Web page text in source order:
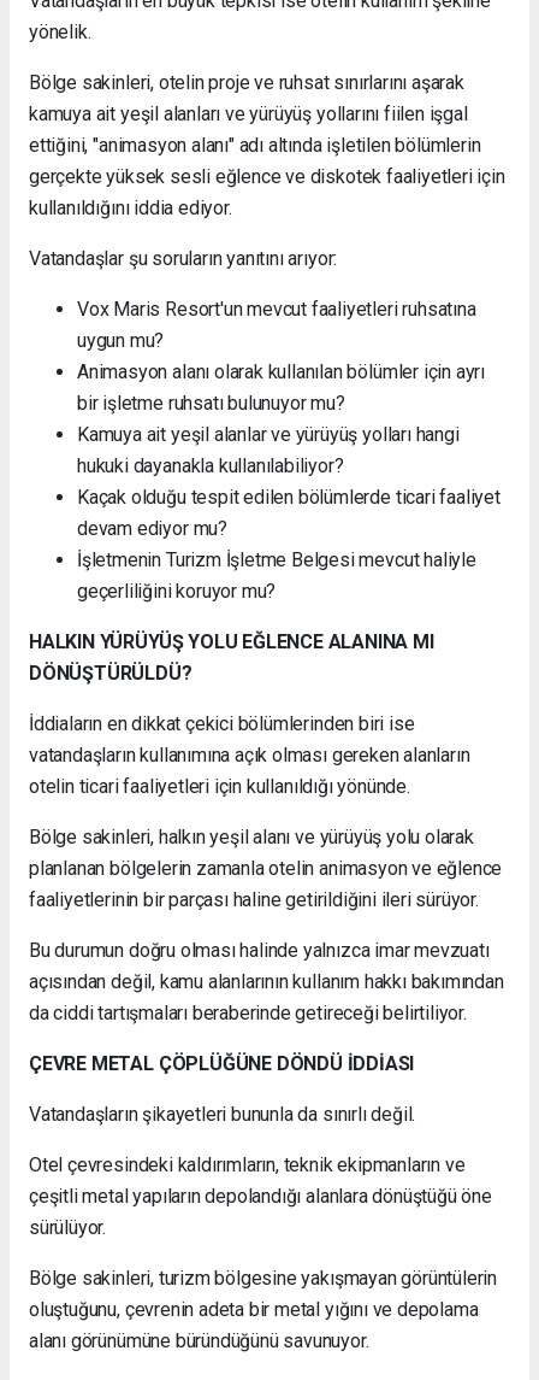
yönelik.
Bölge sakinleri, otelin proje ve ruhsat sınırlarını aşarak
kamuya ait yeşil alanları ve yürüyüş yollarını fiilen işgal
ettiğini, "animasyon alanı" adı altında işletilen bölümlerin
gerçekte yüksek sesli eğlence ve diskotek faaliyetleri için
kullanıldığını iddia ediyor.
Vatandaşlar şu soruların yanıtını arıyor:
Vox Maris Resort'un mevcut faaliyetleri ruhsatına
uygun mu?
Animasyon alanı olarak kullanılan bölümler için ayrı
bir işletme ruhsatı bulunuyor mu?
Kamuya ait yeşil alanlar ve yürüyüş yolları hangi
hukuki dayanakla kullanılabiliyor?
Kaçak olduğu tespit edilen bölümlerde ticari faaliyet
devam ediyor mu?
İşletmenin Turizm İşletme Belgesi mevcut haliyle
geçerliliğini koruyor mu?
HALKIN YÜRÜYÜŞ YOLU EĞLENCE ALANINA MI
DÖNÜŞTÜRÜLDÜ?
İddiaların en dikkat çekici bölümlerinden biri ise
vatandaşların kullanımına açık olması gereken alanların
otelin ticari faaliyetleri için kullanıldığı yönünde.
Bölge sakinleri, halkın yeşil alanı ve yürüyüş yolu olarak
planlanan bölgelerin zamanla otelin animasyon ve eğlence
faaliyetlerinin bir parçası haline getirildiğini ileri sürüyor.
Bu durumun doğru olması halinde yalnızca imar mevzuatı
açısından değil, kamu alanlarının kullanım hakkı bakımından
da ciddi tartışmaları beraberinde getireceği belirtiliyor.
ÇEVRE METAL ÇÖPLÜĞÜNE DÖNDÜ İDDİASI
Vatandaşların şikayetleri bununla da sınırlı değil.
Otel çevresindeki kaldırımların, teknik ekipmanların ve
çeşitli metal yapıların depolandığı alanlara dönüştüğü öne
sürülüyor.
Bölge sakinleri, turizm bölgesine yakışmayan görüntülerin
oluştuğunu, çevrenin adeta bir metal yığını ve depolama
alanı görünümüne büründüğünü savunuyor.